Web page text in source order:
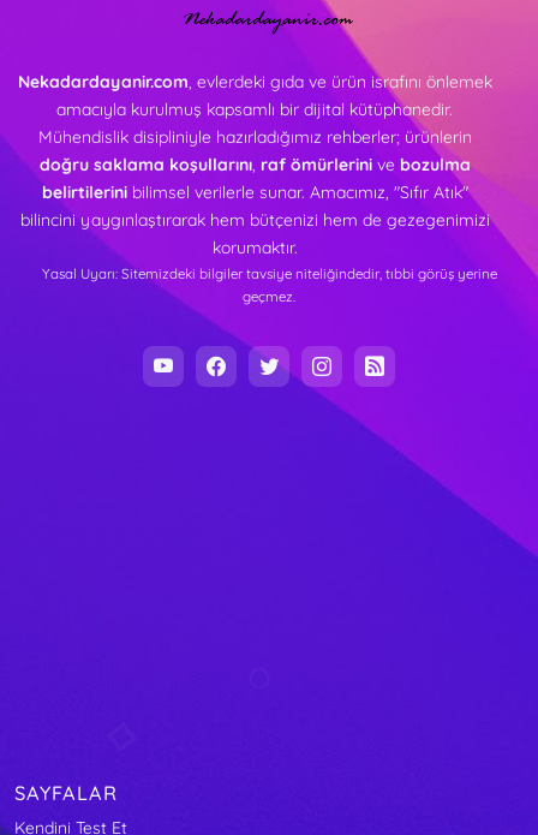
Nekadardayanir.com, evlerdeki gıda ve ürün israfını önlemek
amacıyla kurulmuş kapsamlı bir dijital kütüphanedir.
Mühendislik disipliniyle hazırladığımız rehberler; ürünlerin
doğru saklama koşullarını, raf ömürlerinive bozulma
belirtilerinibilimsel verilerle sunar. Amacımız, "Sıfır Atık"
bilincini yaygınlaştırarak hem bütçenizi hem de gezegenimizi
korumaktır.
Yasal Uyarı: Sitemizdeki bilgiler tavsiye niteliğindedir, tıbbi görüş yerine
geçmez.
SAYFALAR
Kendini Test Et